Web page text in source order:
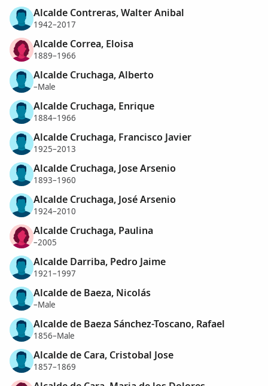
Alcalde Contreras, Walter Anibal
1942–2017
Alcalde Correa, Eloisa
1889–1966
Alcalde Cruchaga, Alberto
–Male
Alcalde Cruchaga, Enrique
1884–1966
Alcalde Cruchaga, Francisco Javier
1925–2013
Alcalde Cruchaga, Jose Arsenio
1893–1960
Alcalde Cruchaga, José Arsenio
1924–2010
Alcalde Cruchaga, Paulina
–2005
Alcalde Darriba, Pedro Jaime
1921–1997
Alcalde de Baeza, Nicolás
–Male
Alcalde de Baeza Sánchez-Toscano, Rafael
1856–Male
Alcalde de Cara, Cristobal Jose
1857–1869